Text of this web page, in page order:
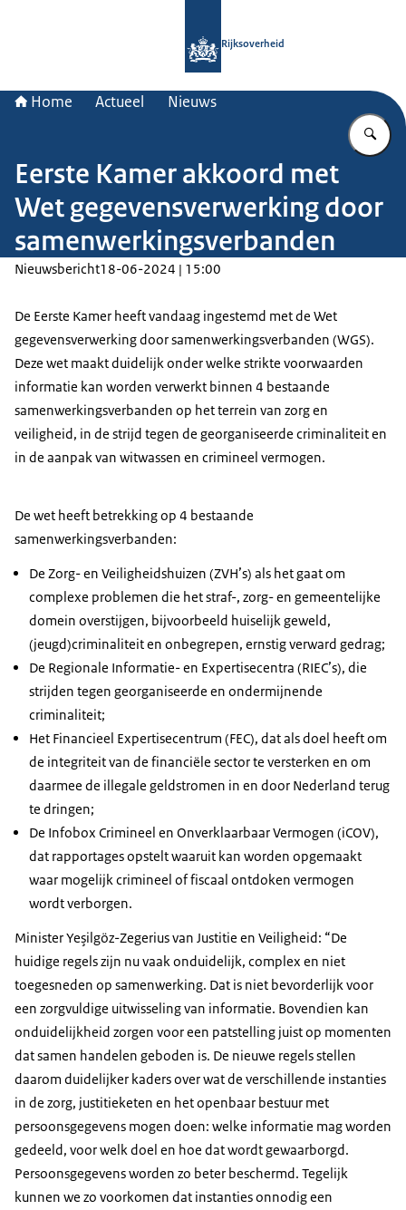
Rijksoverheid
Home Actueel Nieuws
Eerste Kamer akkoord met
Wet gegevensverwerking door
samenwerkingsverbanden
Nieuwsbericht18-06-2024 | 15:00
De Eerste Kamer heeft vandaag ingestemd met de Wet
gegevensverwerking door samenwerkingsverbanden (WGS).
Deze wet maakt duidelijk onder welke strikte voorwaarden
informatie kan worden verwerkt binnen 4 bestaande
samenwerkingsverbanden op het terrein van zorg en
veiligheid, in de strijd tegen de georganiseerde criminaliteit en
in de aanpak van witwassen en crimineel vermogen.
De wet heeft betrekking op 4 bestaande
samenwerkingsverbanden:
De Zorg- en Veiligheidshuizen (ZVH’s) als het gaat om
complexe problemen die het straf-, zorg- en gemeentelijke
domein overstijgen, bijvoorbeeld huiselijk geweld,
(jeugd)criminaliteit en onbegrepen, ernstig verward gedrag;
De Regionale Informatie- en Expertisecentra (RIEC’s), die
strijden tegen georganiseerde en ondermijnende
criminaliteit;
Het Financieel Expertisecentrum (FEC), dat als doel heeft om
de integriteit van de financiële sector te versterken en om
daarmee de illegale geldstromen in en door Nederland terug
te dringen;
De Infobox Crimineel en Onverklaarbaar Vermogen (iCOV),
dat rapportages opstelt waaruit kan worden opgemaakt
waar mogelijk crimineel of fiscaal ontdoken vermogen
wordt verborgen.
Minister Yeşilgöz-Zegerius van Justitie en Veiligheid: “De
huidige regels zijn nu vaak onduidelijk, complex en niet
toegesneden op samenwerking. Dat is niet bevorderlijk voor
een zorgvuldige uitwisseling van informatie. Bovendien kan
onduidelijkheid zorgen voor een patstelling juist op momenten
dat samen handelen geboden is. De nieuwe regels stellen
daarom duidelijker kaders over wat de verschillende instanties
in de zorg, justitieketen en het openbaar bestuur met
persoonsgegevens mogen doen: welke informatie mag worden
gedeeld, voor welk doel en hoe dat wordt gewaarborgd.
Persoonsgegevens worden zo beter beschermd. Tegelijk
kunnen we zo voorkomen dat instanties onnodig een